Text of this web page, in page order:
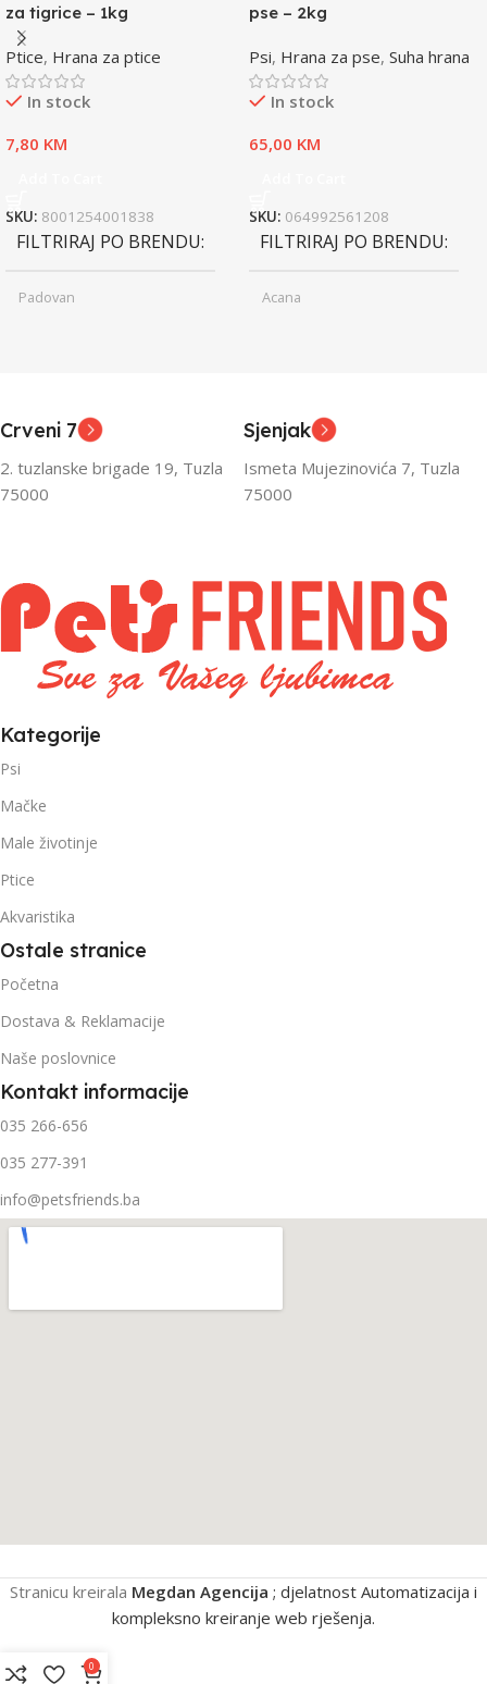
za tigrice – 1kg
Ptice, Hrana za ptice
In stock
7,80 KM
SKU: 8001254001838
FILTRIRAJ PO BRENDU
Padovan
FILTRIRAJ PO TEŽINI
1kg – 3kg
pse – 2kg
Psi, Hrana za pse, Suha hrana
In stock
65,00 KM
SKU: 064992561208
FILTRIRAJ PO BRENDU
Acana
FILTRIRAJ PO TEŽINI
Crveni 7
2. tuzlanske brigade 19, Tuzla
75000
Sjenjak
Ismeta Mujezinovića 7, Tuzla
75000
Kategorije
Psi
Mačke
Male životinje
Ptice
Akvaristika
Ostale stranice
Početna
Dostava & Reklamacije
Naše poslovnice
Kontakt informacije
035 266-656
035 277-391
info@petsfriends.ba
Stranicu kreirala Megdan Agencija ; djelatnost Automatizacija i
kompleksno kreiranje web rješenja.
0